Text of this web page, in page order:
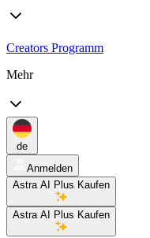
Creators Programm
Mehr
de
Anmelden
Astra AI Plus Kaufen
Astra AI Plus Kaufen